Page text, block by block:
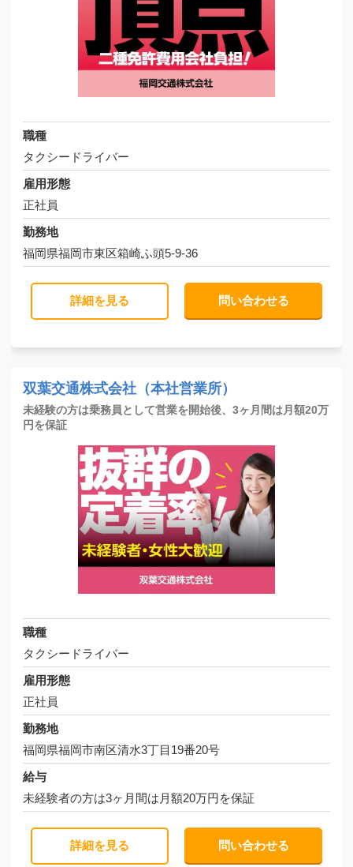
職種
タクシードライバー
雇用形態
正社員
勤務地
福岡県福岡市東区箱崎ふ頭5-9-36
詳細を見る 問い合わせる
双葉交通株式会社（本社営業所）
未経験の方は乗務員として営業を開始後、3ヶ月間は月額20万
円を保証
職種
タクシードライバー
雇用形態
正社員
勤務地
福岡県福岡市南区清水3丁目19番20号
給与
未経験者の方は3ヶ月間は月額20万円を保証
詳細を見る 問い合わせる